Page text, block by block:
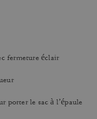
fermeture éclair
porter le sac à l’épaule